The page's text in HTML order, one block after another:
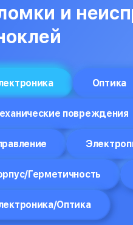
и
Оптика
повреждения
Герметичность
Оптика